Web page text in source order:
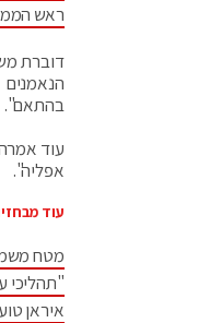
ראש
דוברת
בהתאם".
עוד
אפליה".
עוד
מטח
"תהליכי
איראן